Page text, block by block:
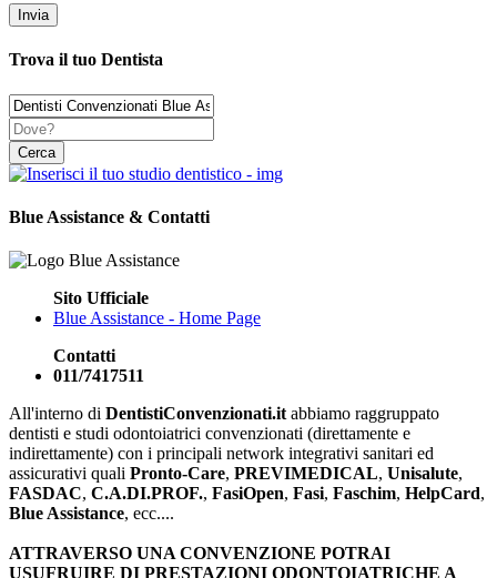
Trova il tuo Dentista
Blue Assistance & Contatti
Sito Ufficiale
Blue Assistance - Home Page
Contatti
011/7417511
All'interno di DentistiConvenzionati.it abbiamo raggruppato
dentisti e studi odontoiatrici convenzionati (direttamente e
indirettamente) con i principali network integrativi sanitari ed
assicurativi quali Pronto-Care, PREVIMEDICAL, Unisalute,
FASDAC, C.A.DI.PROF., FasiOpen, Fasi, Faschim, HelpCard,
Blue Assistance, ecc....
ATTRAVERSO UNA CONVENZIONE POTRAI
USUFRUIRE DI PRESTAZIONI ODONTOIATRICHE A